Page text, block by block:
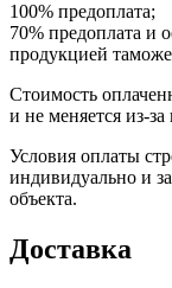
100% предоплата;
70% предоплата и
продукцией
Стоимость
и не меняется из-
Условия оплаты
индивидуально и
объекта.
Доставка